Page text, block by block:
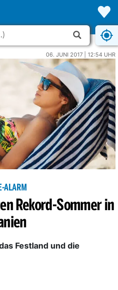
06. JUNI 2017 | 12:54 UHR
ALARM
Rekord-Sommer in
Festland und die